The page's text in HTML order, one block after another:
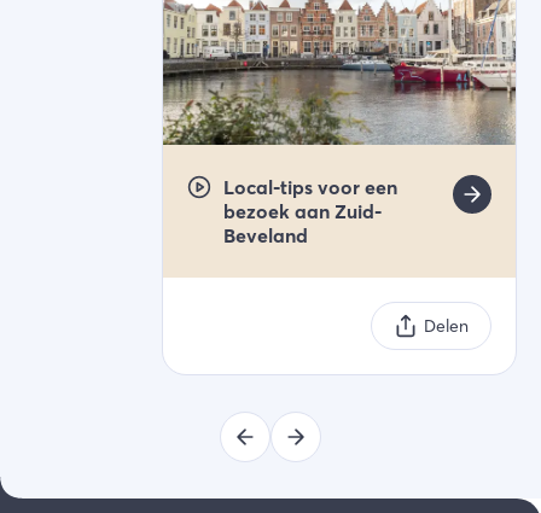
Local-tips voor een
bezoek aan Zuid-
Beveland
Delen